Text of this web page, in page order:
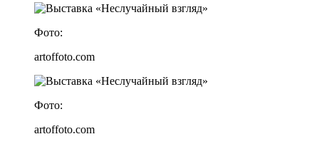
Фото:
artoffoto.com
Фото:
artoffoto.com